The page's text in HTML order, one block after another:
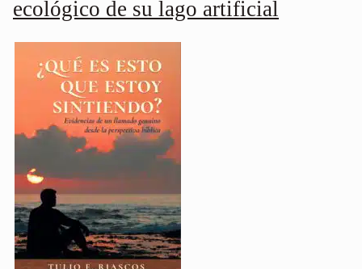
ecológico de su lago artificial